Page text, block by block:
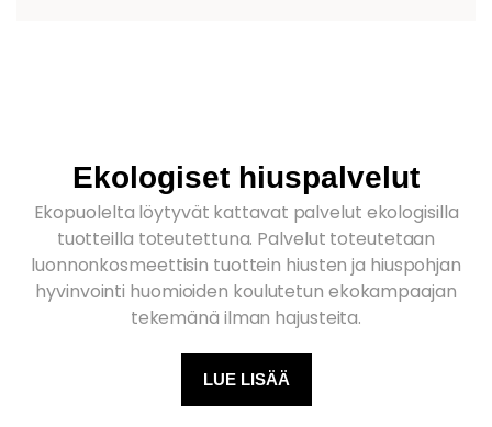
Ekologiset hiuspalvelut
Ekopuolelta löytyvät kattavat palvelut ekologisilla
tuotteilla toteutettuna. Palvelut toteutetaan
luonnonkosmeettisin tuottein hiusten ja hiuspohjan
hyvinvointi huomioiden koulutetun ekokampaajan
tekemänä ilman hajusteita.
LUE LISÄÄ